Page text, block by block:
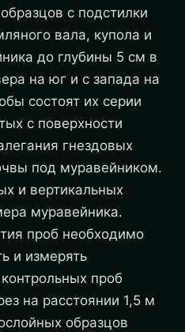
с подстилки
вала, купола и
до глубины 5 см в
на юг и с запада на
состоят их серии
с поверхности
гнездовых
под муравейником.
и вертикальных
муравейника.
проб необходимо
и измерять
проб
на расстоянии 1,5 м
образцов